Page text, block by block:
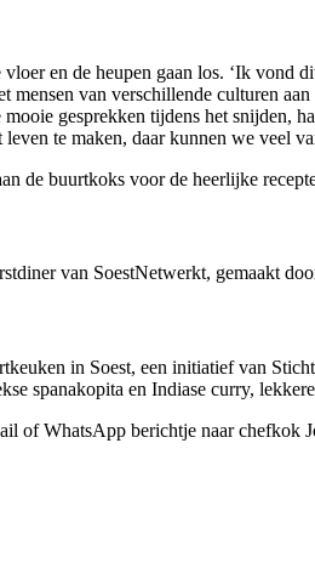
en de heupen gaan los. ‘Ik vond
van verschillende culturen
gesprekken tijdens het
te maken, daar kunnen we veel
de buurtkoks voor de heerlijke
van SoestNetwerkt, gemaakt
in Soest, een initiatief van
spanakopita en Indiase curry,
of WhatsApp berichtje naar chefkok